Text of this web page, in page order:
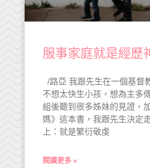
服事家庭就是經歷
/路亞 我跟先生在一個基督
不想太快生小孩，想為主多
組後聽到很多姊妹的見證，
媽》這本書，我跟先生決定
上：就是繁衍敬虔
閱讀更多 »